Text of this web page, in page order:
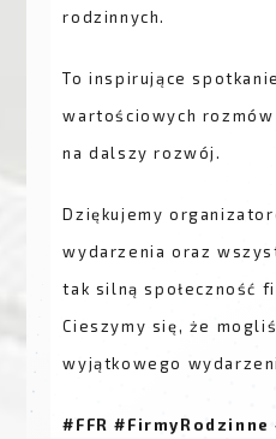
rodzinnych.
To inspirujące
wartościowych
na dalszy rozwój.
Dziękujemy
wydarzenia oraz
tak silną społeczność
Cieszymy się, że
wyjątkowego
#FFR